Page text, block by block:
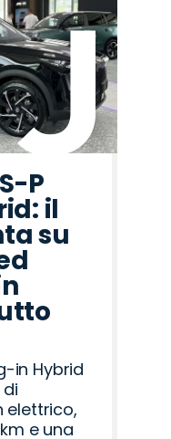
P
il
su
in Hybrid
elettrico,
e una